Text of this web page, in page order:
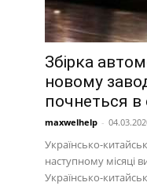
Збірка
новому
почнеться в
maxwelhelp -
Українсько-
наступному місяці
Українсько-